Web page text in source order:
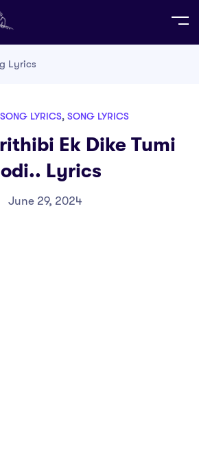
Lyrics
LYRICS, SONG LYRICS
Ek Dike Tumi
Lyrics
June 29, 2024